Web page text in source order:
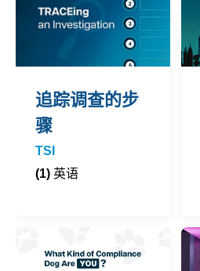
追踪调查的步
骤
TSI
(1) 英语